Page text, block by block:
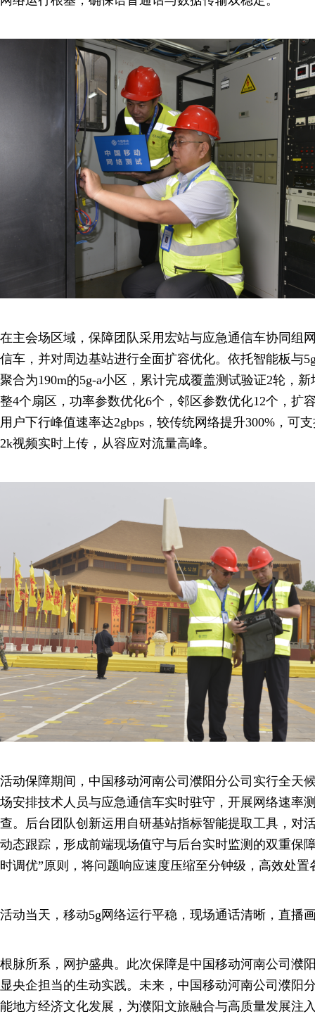
在主会场区域，保障团队采用宏站与应急通信车协同组
信车，并对周边基站进行全面扩容优化。依托智能板与
聚合为190m的5g-a小区，累计完成覆盖测试验证2轮，
整4个扇区，功率参数优化6个，邻区参数优化12个，扩
用户下行峰值速率达2gbps，较传统网络提升300%，可
2k视频实时上传，从容应对流量高峰。
活动保障期间，中国移动河南公司濮阳分公司实行全天
场安排技术人员与应急通信车实时驻守，开展网络速率
查。后台团队创新运用自研基站指标智能提取工具，对
动态跟踪，形成前端现场值守与后台实时监测的双重保
时调优”原则，将问题响应速度压缩至分钟级，高效处置
活动当天，移动5g网络运行平稳，现场通话清晰，直播
根脉所系，网护盛典。此次保障是中国移动河南公司濮
显央企担当的生动实践。未来，中国移动河南公司濮阳
能地方经济文化发展，为濮阳文旅融合与高质量发展注